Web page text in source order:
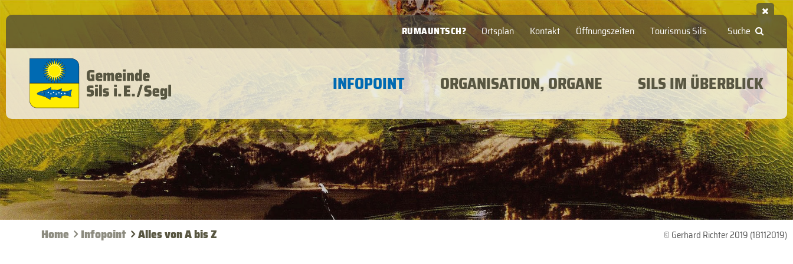
Suche
Ortsplan Kontakt Öffnungszeiten Tourismus Sils
RUMAUNTSCH?
INFOPOINT ORGANISATION, ORGANE SILS IM ÜBERBLICK
© Gerhard Richter 2019 (18112019)
Home Infopoint Alles von A bis Z